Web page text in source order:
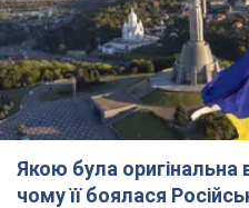
Якою була оригінальна
чому її боялася